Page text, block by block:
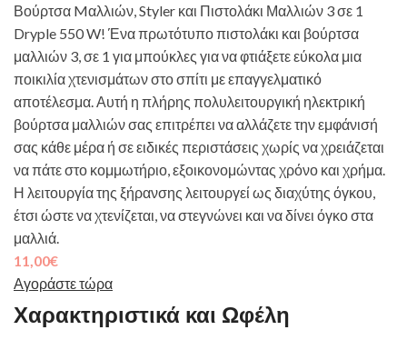
Βούρτσα Mαλλιών, Styler και Πιστολάκι Μαλλιών 3 σε 1
Dryple 550 W! Ένα πρωτότυπο πιστολάκι και βούρτσα
μαλλιών 3, σε 1 για μπούκλες για να φτιάξετε εύκολα μια
ποικιλία χτενισμάτων στο σπίτι με επαγγελματικό
αποτέλεσμα. Αυτή η πλήρης πολυλειτουργική ηλεκτρική
βούρτσα μαλλιών σας επιτρέπει να αλλάζετε την εμφάνισή
σας κάθε μέρα ή σε ειδικές περιστάσεις χωρίς να χρειάζεται
να πάτε στο κομμωτήριο, εξοικονομώντας χρόνο και χρήμα.
Η λειτουργία της ξήρανσης λειτουργεί ως διαχύτης όγκου,
έτσι ώστε να χτενίζεται, να στεγνώνει και να δίνει όγκο στα
μαλλιά.
11,00€
Αγοράστε τώρα
Χαρακτηριστικά και Ωφέλη